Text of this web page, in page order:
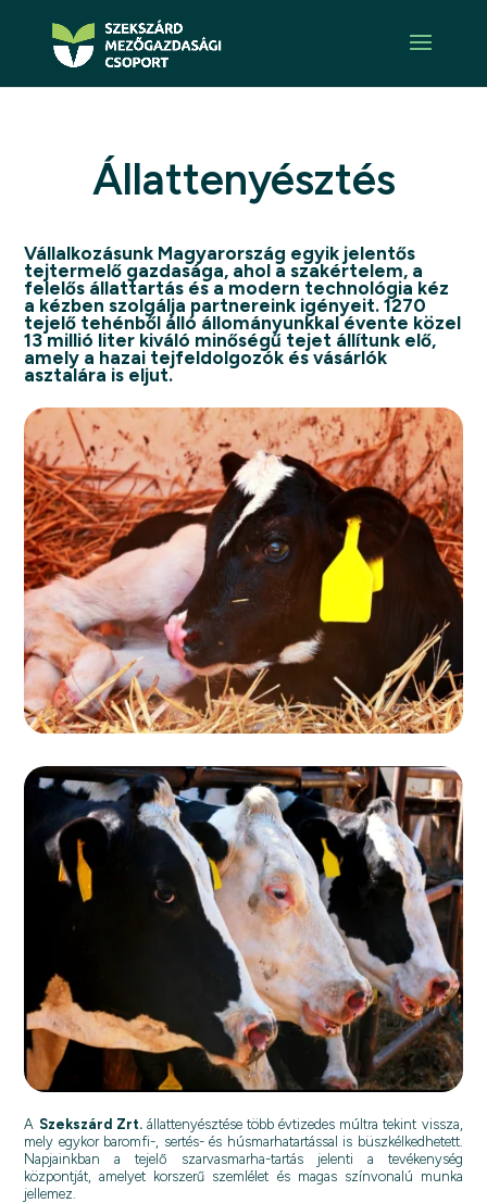
Állattenyésztés
Vállalkozásunk Magyarország egyik jelentős
tejtermelő gazdasága, ahol a szakértelem, a
felelős állattartás és a modern technológia kéz
a kézben szolgálja partnereink igényeit. 1270
tejelő tehénből álló állományunkkal évente közel
13 millió liter kiváló minőségű tejet állítunk elő,
amely a hazai tejfeldolgozók és vásárlók
asztalára is eljut.
A Szekszárd Zrt.állattenyésztése több évtizedes múltra tekint vissza,
mely egykor baromfi-, sertés- és húsmarhatartással is büszkélkedhetett.
Napjainkban a tejelő szarvasmarha-tartás jelenti a tevékenység
központját, amelyet korszerű szemlélet és magas színvonalú munka
jellemez.